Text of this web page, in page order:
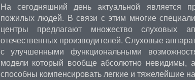
На сегодняшний день актуальной является
пожилых людей. В связи с этим многие
центры предлагают множество слуховых
отечественных производителей. Слуховые
с улучшенными функциональными
модели который вообще абсолютно невидимы,
способны компенсировать легкие и тяжелейшие